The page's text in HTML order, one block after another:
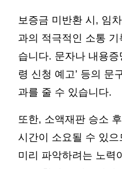
보증금 미반환 시, 임
과의 적극적인 소통
습니다. 문자나 내용증
령 신청 예고’ 등의 문
과를 줄 수 있습니다.
또한, 소액재판 승소
시간이 소요될 수 있
미리 파악하려는 노력